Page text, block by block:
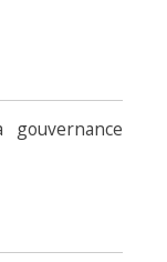
gouvernance